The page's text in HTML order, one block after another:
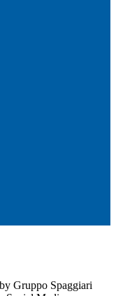
Gruppo Spaggiari